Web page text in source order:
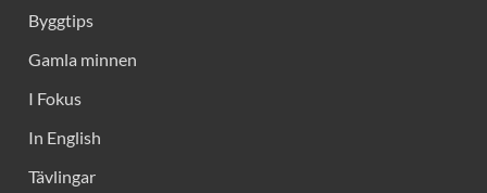
Byggtips
Gamla minnen
I Fokus
In English
Tävlingar